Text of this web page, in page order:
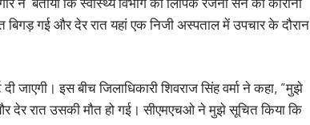
गई और देर रात यहां एक निजी अस्पताल में उपचार के दौरान
जाएगी। इस बीच जिलाधिकारी शिवराज सिंह वर्मा ने कहा, ”मुझे
और देर रात उसकी मौत हो गई। सीएमएचओ ने मुझे सूचित किया कि